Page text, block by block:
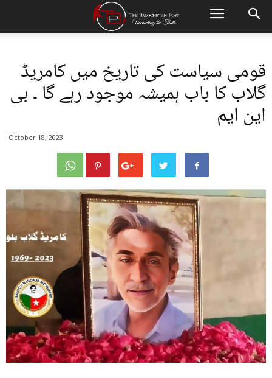
قومی سیاست کی تاریخ میں کامریڈ
گلاب کا باب ہمیشہ موجود رہے گا ۔ بی
این ایم
October 18, 2023